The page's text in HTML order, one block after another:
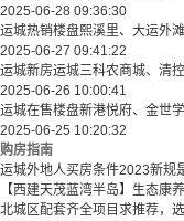
2025-06-28 09:36:30
运城热销楼盘熙溪里、大运外
2025-06-27 09:41:22
运城新房运城三科农商城、清
2025-06-26 10:00:41
运城在售楼盘新港悦府、金世
2025-06-25 10:20:32
购房指南
运城外地人买房条件2023新规
【西建天茂蓝湾半岛】生态康
北城区配套齐全项目求推荐，